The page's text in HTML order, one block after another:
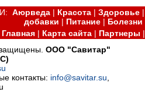
Аюрведа | Красота |Здоровье
добавки | Питание| Болезни
Главная| Карта сайта| Партнеры
защищены.ООО "Савитар"
контакты: info@savitar.su